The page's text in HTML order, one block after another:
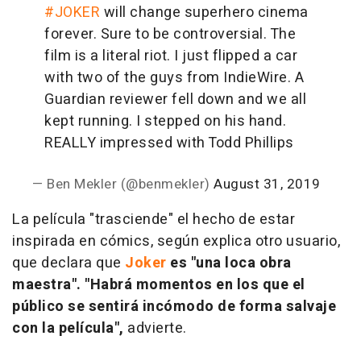
#JOKER will change superhero cinema
forever. Sure to be controversial. The
film is a literal riot. I just flipped a car
with two of the guys from IndieWire. A
Guardian reviewer fell down and we all
kept running. I stepped on his hand.
REALLY impressed with Todd Phillips
— Ben Mekler (@benmekler) August 31, 2019
La película "trasciende" el hecho de estar
inspirada en cómics, según explica otro usuario,
que declara que Joker es "una loca obra
maestra". "Habrá momentos en los que el
público se sentirá incómodo de forma salvaje
con la película", advierte.